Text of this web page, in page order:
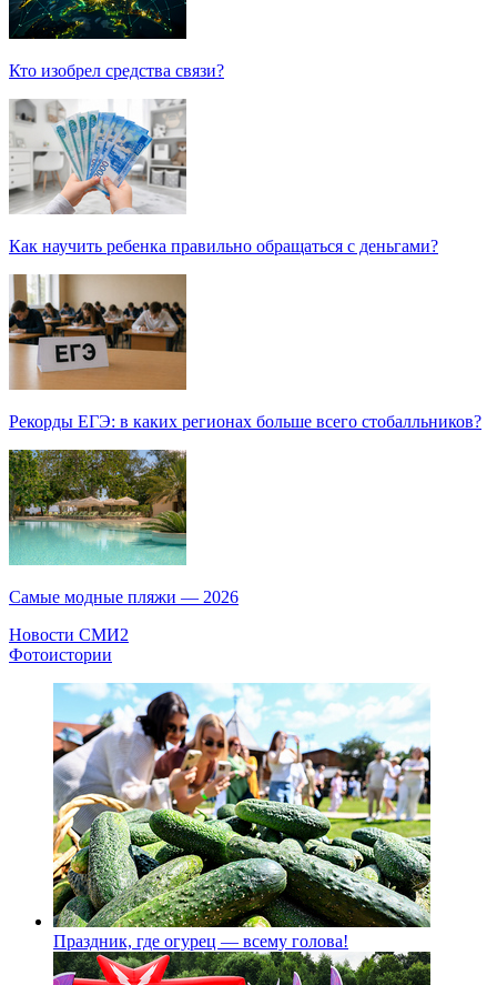
Кто изобрел средства связи?
Как научить ребенка правильно обращаться с деньгами?
Рекорды ЕГЭ: в каких регионах больше всего стобалльников?
Самые модные пляжи — 2026
Новости СМИ2
Фотоистории
Праздник, где огурец — всему голова!